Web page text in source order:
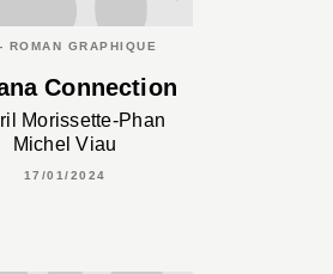
ROMAN GRAPHIQUE
Connection
Morissette-Phan
Michel Viau
17/01/2024